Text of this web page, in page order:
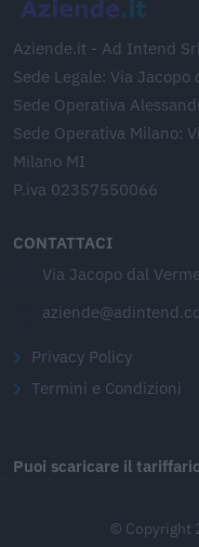
Aziende.it - Ad Intend Srl
Sede Legale: Via
Sede Operativa
Sede Operativa Milano:
Milano MI
P.iva 02357550066
CONTATTACI
Via Jacopo dal
Privacy Policy
Termini e Condizioni
Puoi scaricare il
© Copyright